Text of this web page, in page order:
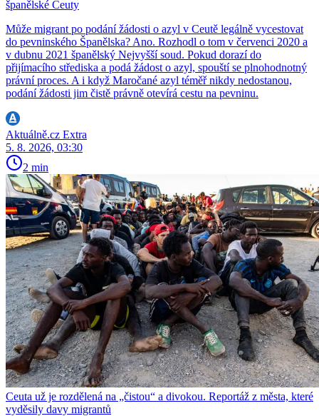
španělské Ceuty
Může migrant po podání žádosti o azyl v Ceutě legálně vycestovat
do pevninského Španělska? Ano. Rozhodl o tom v červenci 2020 a
v dubnu 2021 španělský Nejvyšší soud. Pokud dorazí do
přijímacího střediska a podá žádost o azyl, spouští se plnohodnotný
právní proces. A i když Maročané azyl téměř nikdy nedostanou,
podání žádosti jim čistě právně otevírá cestu na pevninu.
Aktuálně.cz Extra
5. 8. 2026, 03:30
2 min
Ceuta už je rozdělená na „čistou“ a divokou. Reportáž z města, které
vyděsily davy migrantů